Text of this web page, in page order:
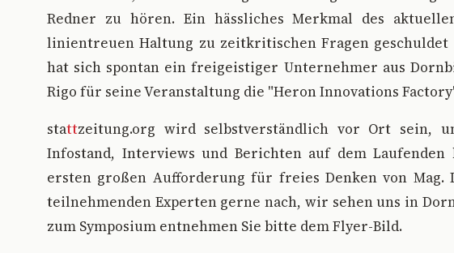
Redner zu hören. Ein hässliches Merkmal des
linientreuen Haltung zu zeitkritischen Fragen geschuldet
hat sich spontan ein freigeistiger Unternehmer aus
Rigo für seine Veranstaltung die "Heron Innovations
stattzeitung.org wird selbstverständlich vor Ort sein,
Infostand, Interviews und Berichten auf dem Laufenden
ersten großen Aufforderung für freies Denken von Mag.
teilnehmenden Experten gerne nach, wir sehen uns in
zum Symposium entnehmen Sie bitte dem Flyer-Bild.